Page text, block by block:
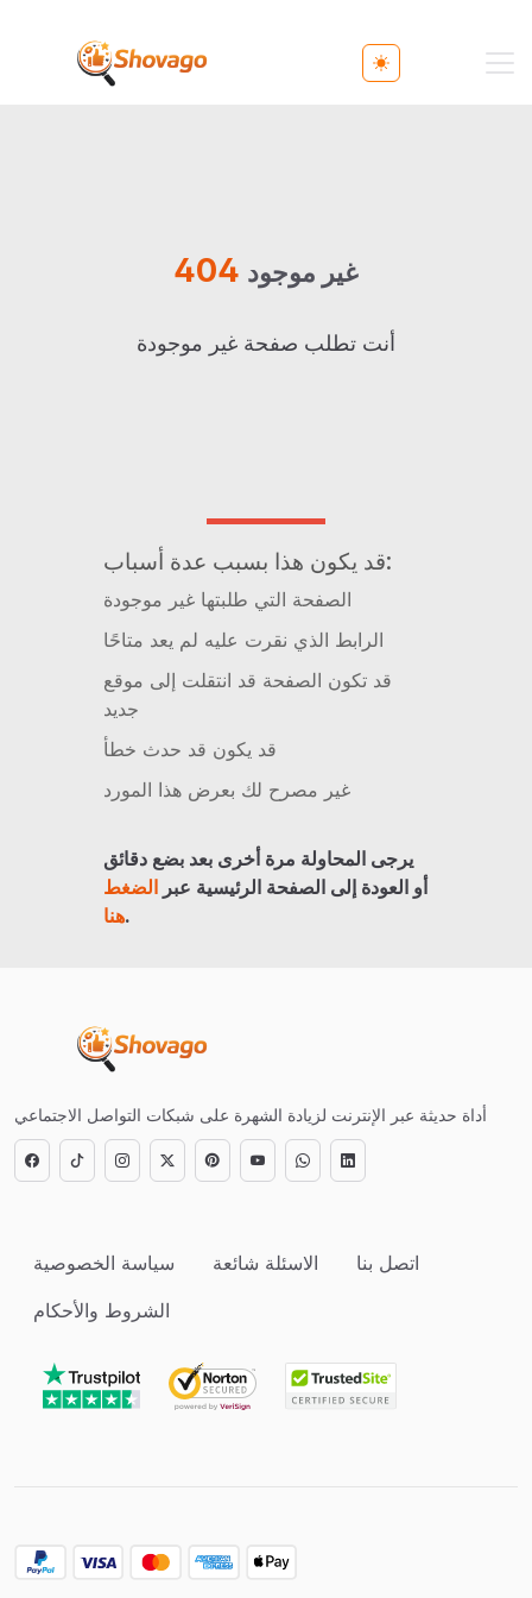
Toggle theme
404 غير موجود
أنت تطلب صفحة غير موجودة
قد يكون هذا بسبب عدة أسباب:
الصفحة التي طلبتها غير موجودة
الرابط الذي نقرت عليه لم يعد متاحًا
قد تكون الصفحة قد انتقلت إلى موقع
جديد
قد يكون قد حدث خطأ
غير مصرح لك بعرض هذا المورد
يرجى المحاولة مرة أخرى بعد بضع دقائق
أو العودة إلى الصفحة الرئيسية عبرالضغط
هنا.
أداة حديثة عبر الإنترنت لزيادة الشهرة على شبكات التواصل الاجتماعي
سياسة الخصوصية الاسئلة شائعة
اتصل بنا
الشروط والأحكام